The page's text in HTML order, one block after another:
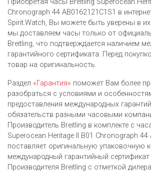
Chronograph 44 AB0162121C1S1 в
Spirit.Watch, Вы можете быть уверены в
мы доставляем часы только от
Breitling, что подтверждается наличием
гарантийного сертификата. Перед
товар на оригинальность.
Раздел «Гарантия» поможет Вам более
разобраться с условиями и
предоставления международных
обязательств разными часовыми
Производитель Breitling в комплекте с
Superocean Heritage II B01 Chronograph 44
поставляет оригинальную упаковочную
международный гарантийный сертификат
Производителя Breitling c отметкой